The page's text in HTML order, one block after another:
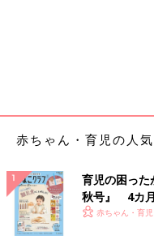
赤ちゃん・育児の人
育児の困った
秋号』 4カ月
いっぱい！
赤ちゃん・育児